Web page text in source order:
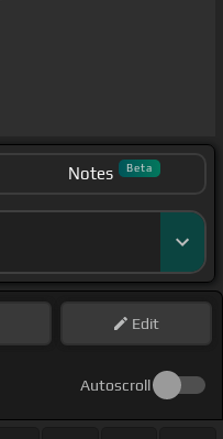
Notes Beta
Edit
Autoscroll